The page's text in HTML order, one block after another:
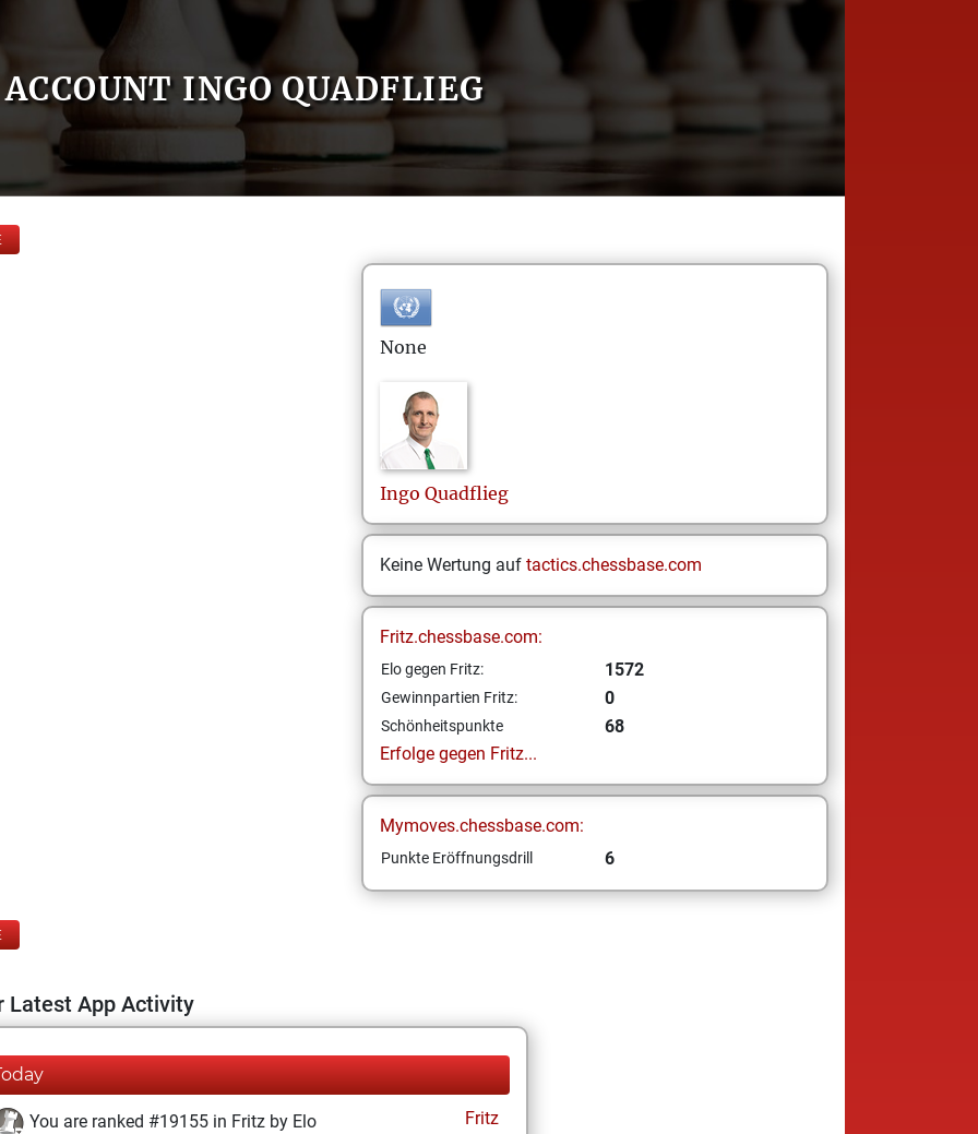
ACCOUNT INGO QUADFLIEG
None
Ingo Quadflieg
Keine Wertung auf tactics.chessbase.com
Fritz.chessbase.com:
Elo gegen Fritz: 1572
Gewinnpartien Fritz: 0
Schönheitspunkte
68
Erfolge gegen Fritz...
Mymoves.chessbase.com:
Punkte Eröffnungsdrill 6
Latest App Activity
You are ranked #19155 in Fritz by Elo
Fritz